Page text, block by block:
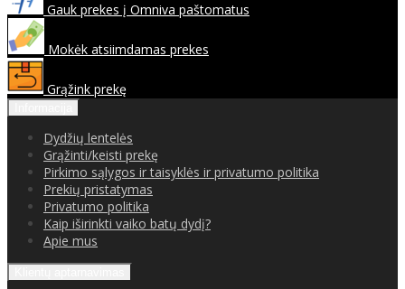
Gauk prekes į Omniva paštomatus
Mokėk atsiimdamas prekes
Grąžink prekę
Dydžių lentelės
Grąžinti/keisti prekę
Pirkimo sąlygos ir taisyklės ir privatumo politika
Prekių pristatymas
Privatumo politika
Kaip iširinkti vaiko batų dydį?
Apie mus